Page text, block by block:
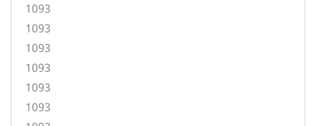
1093
1093
1093
1093
1093
1093